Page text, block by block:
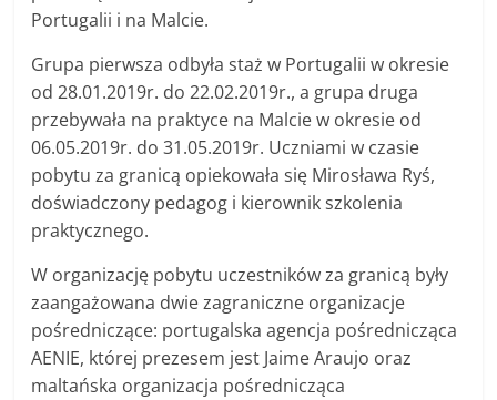
Portugalii i na Malcie.
Grupa pierwsza odbyła staż w Portugalii w okresie
od 28.01.2019r. do 22.02.2019r., a grupa druga
przebywała na praktyce na Malcie w okresie od
06.05.2019r. do 31.05.2019r. Uczniami w czasie
pobytu za granicą opiekowała się Mirosława Ryś,
doświadczony pedagog i kierownik szkolenia
praktycznego.
W organizację pobytu uczestników za granicą były
zaangażowana dwie zagraniczne organizacje
pośredniczące: portugalska agencja pośrednicząca
AENIE, której prezesem jest Jaime Araujo oraz
maltańska organizacja pośrednicząca